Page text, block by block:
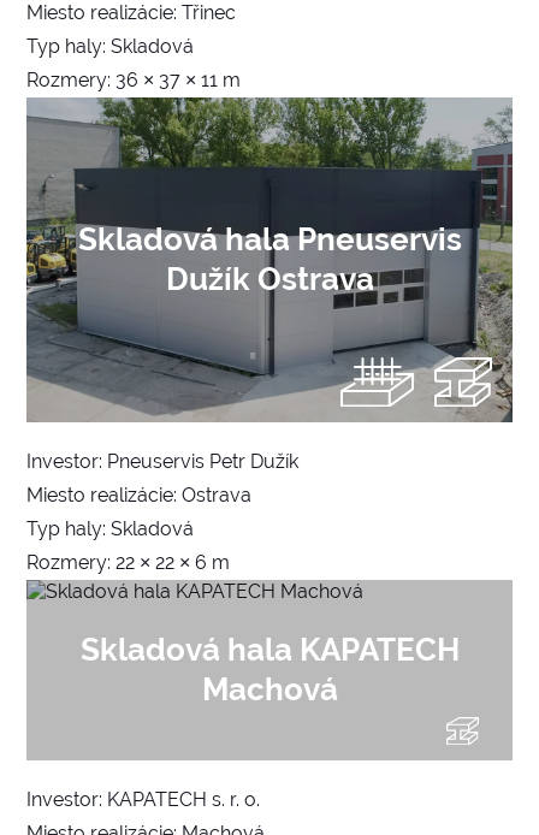
Miesto realizácie: Třinec
Typ haly: Skladová
Rozmery: 36 × 37 × 11 m
Skladová hala Pneuservis
Dužík Ostrava
Investor: Pneuservis Petr Dužík
Miesto realizácie: Ostrava
Typ haly: Skladová
Rozmery: 22 × 22 × 6 m
Skladová hala KAPATECH
Machová
Investor: KAPATECH s. r. o.